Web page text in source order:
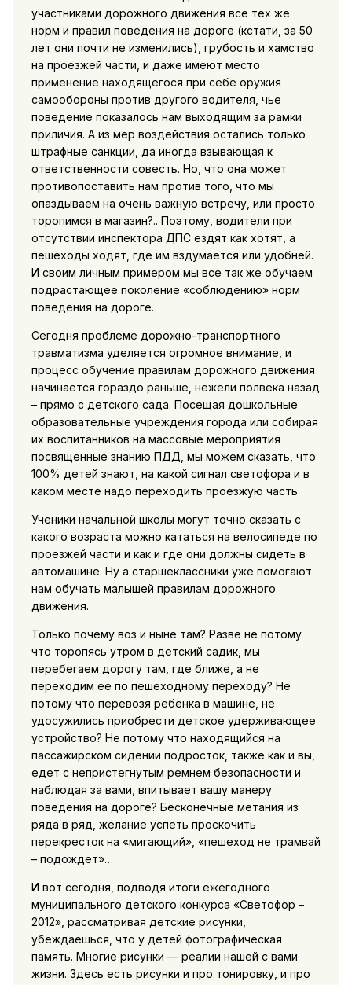
участниками дорожного движения все тех же
норм и правил поведения на дороге (кстати, за 50
лет они почти не изменились), грубость и хамство
на проезжей части, и даже имеют место
применение находящегося при себе оружия
самообороны против другого водителя, чье
поведение показалось нам выходящим за рамки
приличия. А из мер воздействия остались только
штрафные санкции, да иногда взывающая к
ответственности совесть. Но, что она может
противопоставить нам против того, что мы
опаздываем на очень важную встречу, или просто
торопимся в магазин?.. Поэтому, водители при
отсутствии инспектора ДПС ездят как хотят, а
пешеходы ходят, где им вздумается или удобней.
И своим личным примером мы все так же обучаем
подрастающее поколение «соблюдению» норм
поведения на дороге.
Сегодня проблеме дорожно-транспортного
травматизма уделяется огромное внимание, и
процесс обучение правилам дорожного движения
начинается гораздо раньше, нежели полвека назад
– прямо с детского сада. Посещая дошкольные
образовательные учреждения города или собирая
их воспитанников на массовые мероприятия
посвященные знанию ПДД, мы можем сказать, что
100% детей знают, на какой сигнал светофора и в
каком месте надо переходить проезжую часть
Ученики начальной школы могут точно сказать с
какого возраста можно кататься на велосипеде по
проезжей части и как и где они должны сидеть в
автомашине. Ну а старшеклассники уже помогают
нам обучать малышей правилам дорожного
движения.
Только почему воз и ныне там? Разве не потому
что торопясь утром в детский садик, мы
перебегаем дорогу там, где ближе, а не
переходим ее по пешеходному переходу? Не
потому что перевозя ребенка в машине, не
удосужились приобрести детское удерживающее
устройство? Не потому что находящийся на
пассажирском сидении подросток, также как и вы,
едет с непристегнутым ремнем безопасности и
наблюдая за вами, впитывает вашу манеру
поведения на дороге? Бесконечные метания из
ряда в ряд, желание успеть проскочить
перекресток на «мигающий», «пешеход не трамвай
– подождет»…
И вот сегодня, подводя итоги ежегодного
муниципального детского конкурса «Светофор –
2012», рассматривая детские рисунки,
убеждаешься, что у детей фотографическая
память. Многие рисунки — реалии нашей с вами
жизни. Здесь есть рисунки и про тонировку, и про